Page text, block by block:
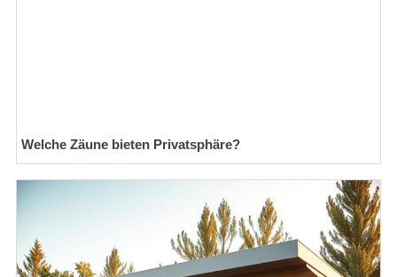
Welche Zäune bieten Privatsphäre?